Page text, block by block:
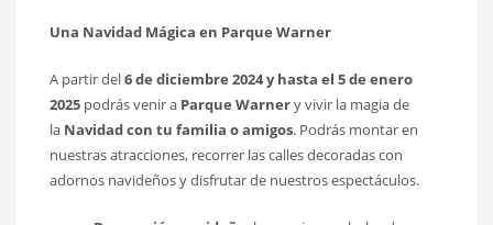
Una Navidad Mágica en Parque Warner
A partir del6 de diciembre 2024 y hasta el 5 de enero
2025 podrás venir a Parque Warnery vivir la magia de
la Navidad con tu familia o amigos. Podrás montar en
nuestras atracciones, recorrer las calles decoradas con
adornos navideños y disfrutar de nuestros espectáculos.